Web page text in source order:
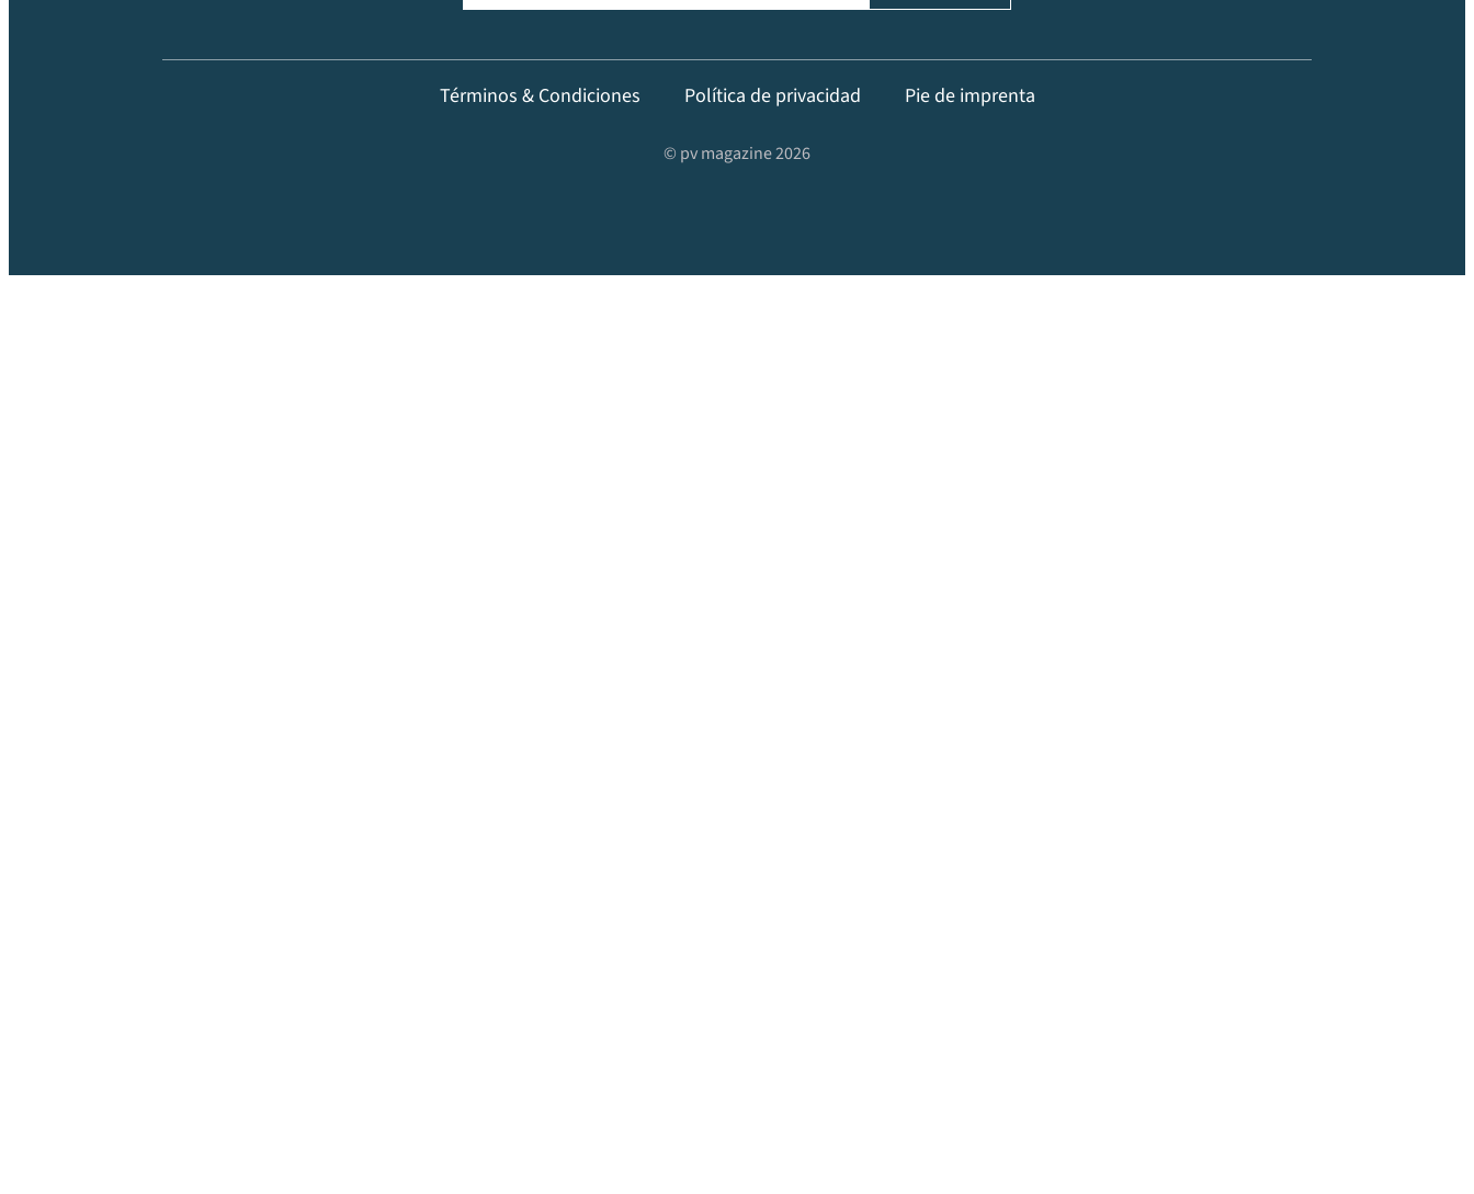
Términos & Condiciones Política de privacidad Pie de imprenta
© pv magazine 2026